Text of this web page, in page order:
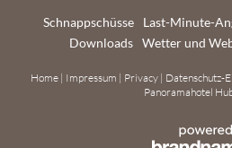
Schnappschüsse Last-Minute-
Downloads
Wetter und
Home | Impressum | Privacy | Datenschutz-
Panoramahotel